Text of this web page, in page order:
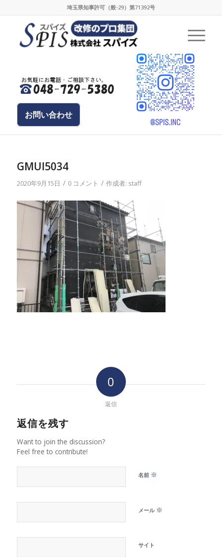
埼玉県知事許可（般-29）第71392号
お問い合わせ
GMUI5034
2020年9月15日 / 0 コメント / 作成者: staff
0
返信
返信を残す
Want to join the discussion?
Feel free to contribute!
名前 ※
メール ※
サイト